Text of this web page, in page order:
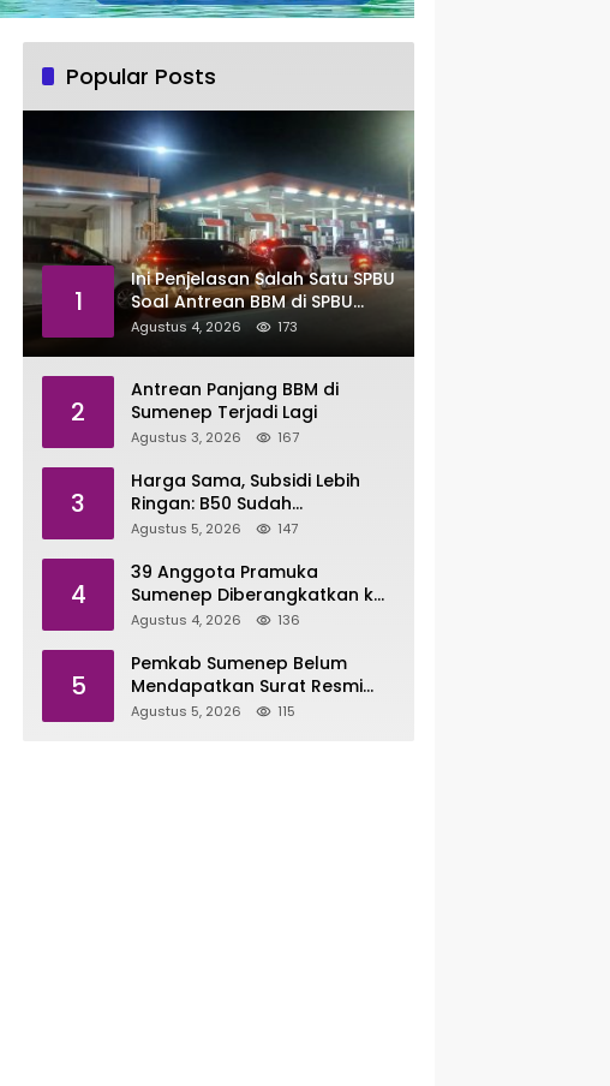
Popular Posts
1
Ini Penjelasan Salah Satu SPBU
Soal Antrean BBM di SPBU
Sumenep
Agustus 4, 2026 173
2
Antrean Panjang BBM di
Sumenep Terjadi Lagi
Agustus 3, 2026 167
3
Harga Sama, Subsidi Lebih
Ringan: B50 Sudah
Tersalurkan di Sumenep
Agustus 5, 2026 147
4
39 Anggota Pramuka
Sumenep Diberangkatkan ke
Jambore Nasional XII di
Agustus 4, 2026 136
5
Pemkab Sumenep Belum
Mendapatkan Surat Resmi
Terkait Gas Merah Putih,
Agustus 5, 2026 115